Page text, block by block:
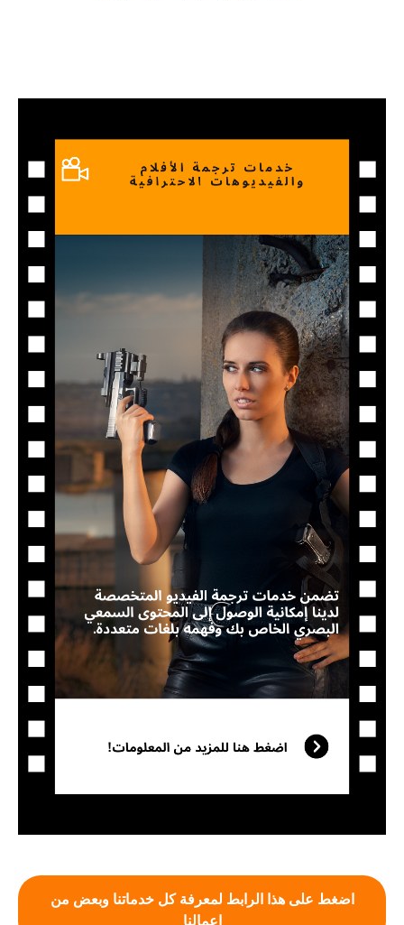
اضغط على هذا الرابط لمعرفة كل خدماتنا وبعض من
اعمالنا